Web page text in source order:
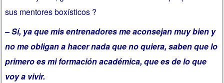
sus mentores boxísticos ?
– Sí, ya que mis entrenadores me aconsejan muy bien y
no me obligan a hacer nada que no quiera, saben que lo
primero es mi formación académica, que es de lo que
voy a vivir.